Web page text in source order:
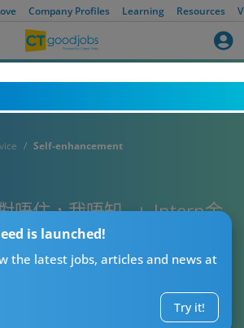
Company Profiles Learning Resources
is launched!
the latest jobs, articles and news at
Try it!
Self-enhancement
唔住，我唔知…」Intern金
3招將「唔識」變成「好